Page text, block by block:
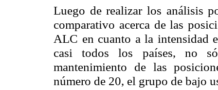
Luego de realizar los análisis
comparativo acerca de las
ALC en cuanto a la intensidad
casi todos los países, no
mantenimiento de las
número de 20, el grupo de bajo